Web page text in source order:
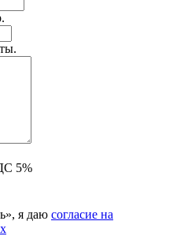
5%
, я даю согласие на